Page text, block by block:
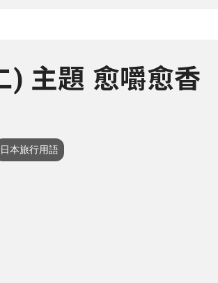
) 主題 愈嚼愈香
日本旅行用語